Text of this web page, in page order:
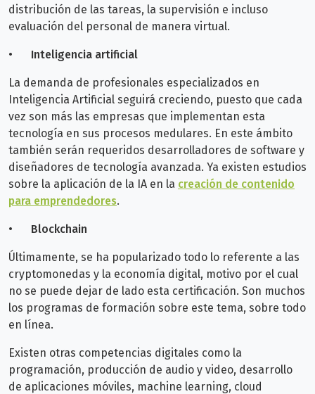
distribución de las tareas, la supervisión e incluso
evaluación del personal de manera virtual.
• Inteligencia artificial
La demanda de profesionales especializados en
Inteligencia Artificial seguirá creciendo, puesto que cada
vez son más las empresas que implementan esta
tecnología en sus procesos medulares. En este ámbito
también serán requeridos desarrolladores de software y
diseñadores de tecnología avanzada. Ya existen estudios
sobre la aplicación de la IA en la creación de contenido
para emprendedores.
• Blockchain
Últimamente, se ha popularizado todo lo referente a las
cryptomonedas y la economía digital, motivo por el cual
no se puede dejar de lado esta certificación. Son muchos
los programas de formación sobre este tema, sobre todo
en línea.
Existen otras competencias digitales como la
programación, producción de audio y video, desarrollo
de aplicaciones móviles, machine learning, cloud